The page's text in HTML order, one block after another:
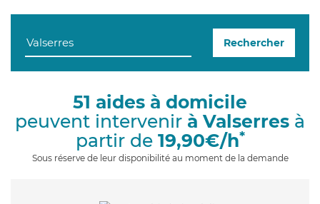
n
g
i
Rechercher
51 aides à domicile
peuvent intervenir à Valserres à
partir de 19,90€/h*
Sous réserve de leur disponibilité au moment de la demande